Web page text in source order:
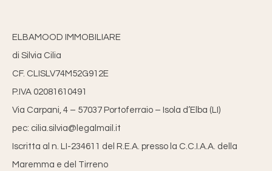
ELBAMOOD IMMOBILIARE
di Silvia Cilia
CF. CLISLV74M52G912E
P.IVA 02081610491
Via Carpani, 4 – 57037 Portoferraio – Isola d’Elba (LI)
pec: cilia.silvia@legalmail.it
Iscritta al n. LI-234611 del R.E.A. presso la C.C.I.A.A. della
Maremma e del Tirreno